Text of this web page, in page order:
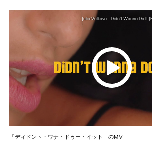
Julia Volkova - Didn't Wanna Do It
「ディドント・ワナ・ドゥー・イット」のMV